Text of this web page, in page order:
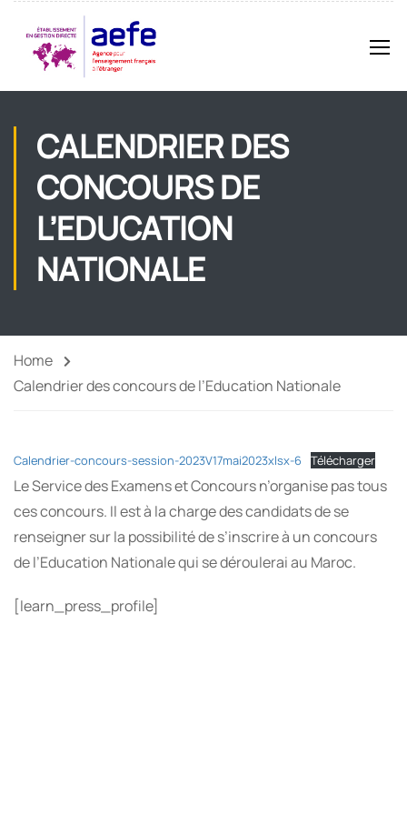
CALENDRIER DES
CONCOURS DE
L’EDUCATION
NATIONALE
Home
Calendrier des concours de l’Education Nationale
Calendrier-concours-session-2023V17mai2023xlsx-6 Télécharger
Le Service des Examens et Concours n’organise pas tous
ces concours. Il est à la charge des candidats de se
renseigner sur la possibilité de s’inscrire à un concours
de l’Education Nationale qui se déroulerai au Maroc.
[learn_press_profile]